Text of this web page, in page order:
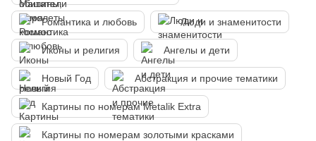
Романтика и любовь Люди и знаменитости
Иконы и религия Ангелы и дети
Новый Год Абстракция и прочие тематики
Картины по номерам Metalik Extra
Картины по номерам золотыми красками